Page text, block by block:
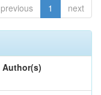
previous 1 next
Author(s)